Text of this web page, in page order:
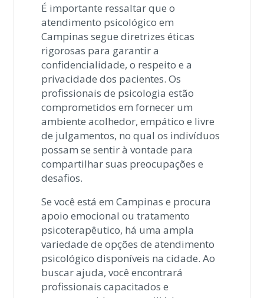
É importante ressaltar que o
atendimento psicológico em
Campinas segue diretrizes éticas
rigorosas para garantir a
confidencialidade, o respeito e a
privacidade dos pacientes. Os
profissionais de psicologia estão
comprometidos em fornecer um
ambiente acolhedor, empático e livre
de julgamentos, no qual os indivíduos
possam se sentir à vontade para
compartilhar suas preocupações e
desafios.
Se você está em Campinas e procura
apoio emocional ou tratamento
psicoterapêutico, há uma ampla
variedade de opções de atendimento
psicológico disponíveis na cidade. Ao
buscar ajuda, você encontrará
profissionais capacitados e